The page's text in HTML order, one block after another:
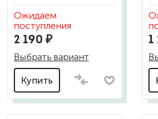
Ожидаем
поступления
2 190 ₽
Выбрать вариант
Купить
1